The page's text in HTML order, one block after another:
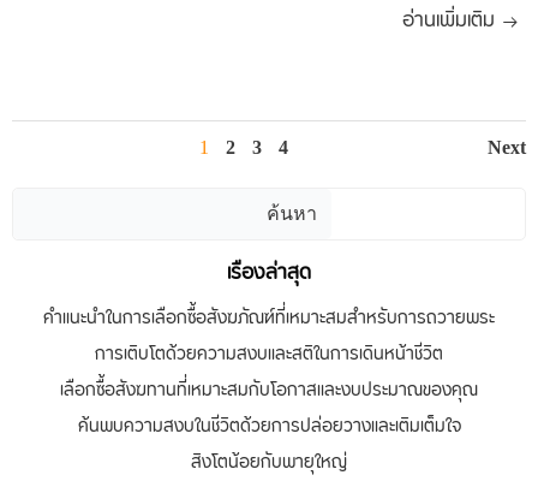
อ่านเพิ่มเติม
Page
1 Page
2 Page
3 Page
4
Next
ค้นหา
ค้นหา
เรื่องล่าสุด
คำแนะนำในการเลือกซื้อสังฆภัณฑ์ที่เหมาะสมสำหรับการถวายพระ
การเติบโตด้วยความสงบและสติในการเดินหน้าชีวิต
เลือกซื้อสังฆทานที่เหมาะสมกับโอกาสและงบประมาณของคุณ
ค้นพบความสงบในชีวิตด้วยการปล่อยวางและเติมเต็มใจ
สิงโตน้อยกับพายุใหญ่